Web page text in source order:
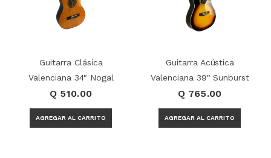
Guitarra Clásica
Valenciana 34" Nogal
Q 510.00
Guitarra Acústica
Valenciana 39" Sunburst
Q 765.00